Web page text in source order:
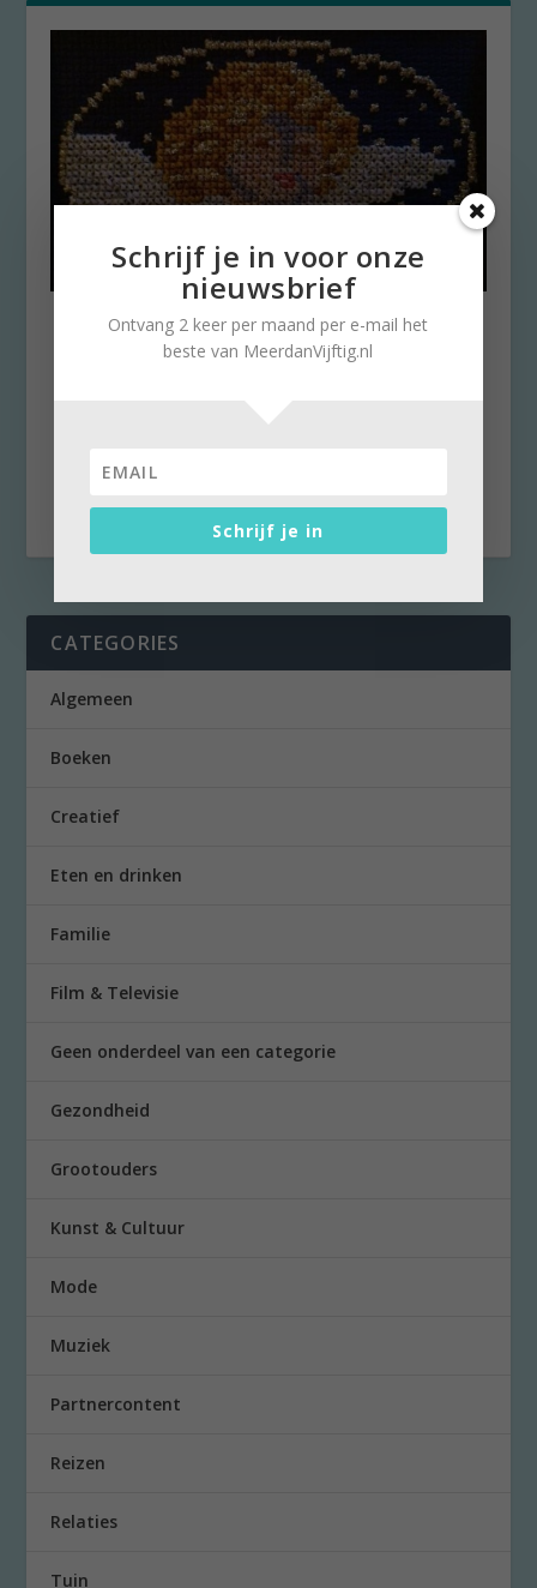
Kruissteekjes borduren: lekker
rustgevend
CATEGORIES
Algemeen
Boeken
Creatief
Eten en drinken
Familie
Film & Televisie
Geen onderdeel van een categorie
Gezondheid
Grootouders
Kunst & Cultuur
Mode
Muziek
Partnercontent
Reizen
Relaties
Tuin
Schrijf je in voor onze
nieuwsbrief
Ontvang 2 keer per maand per e-mail het
beste van MeerdanVijftig.nl
Schrijf je in